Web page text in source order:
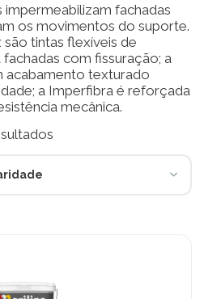
impermeabilizam fachadas
os movimentos do suporte.
tintas flexíveis de
com fissuração; a
acabamento texturado
a Imperfibra é reforçada
mecânica.